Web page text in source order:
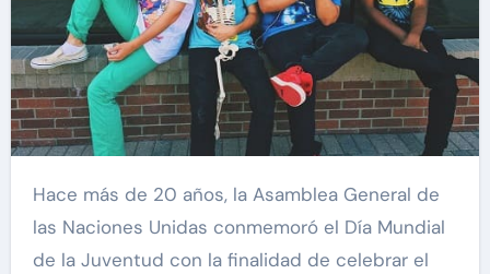
Hace más de 20 años, la Asamblea General de
las Naciones Unidas conmemoró el Día Mundial
de la Juventud con la finalidad de celebrar el